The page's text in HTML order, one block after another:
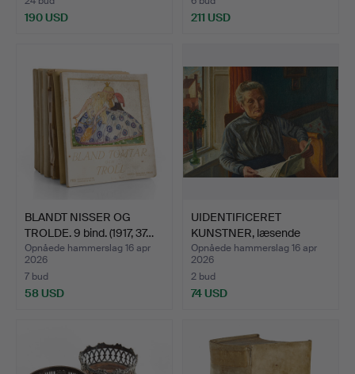
190 USD 211 USD
BLANDT NISSER OG
TROLDE. 9 bind. (1917, 37…
Opnåede hammerslag 16 apr
2026
7 bud
58 USD
UIDENTIFICERET
KUNSTNER, læsende
kvinde, s…
Opnåede hammerslag 16 apr
2026
2 bud
74 USD